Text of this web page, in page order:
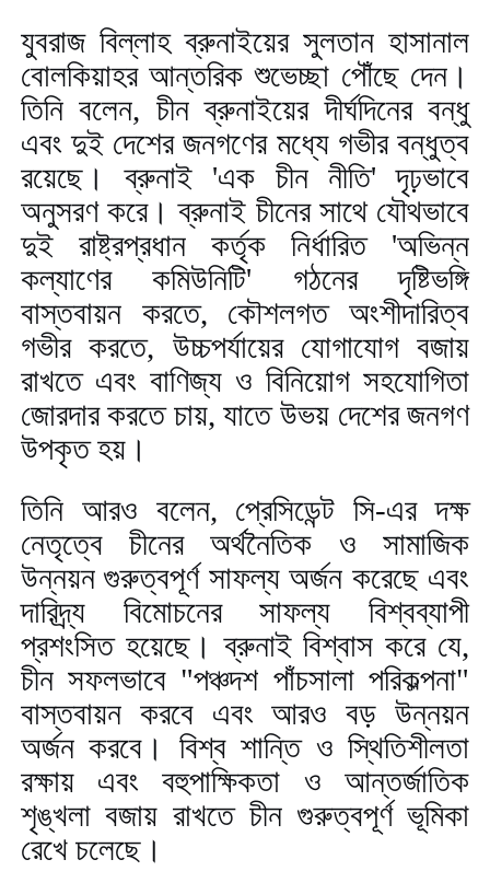
যুবরাজ বিল্লাহ ব্রুনাইয়ের সুলতান হাসানাল
বোলকিয়াহর আন্তরিক শুভেচ্ছা পৌঁছে দেন।
তিনি বলেন, চীন ব্রুনাইয়ের দীর্ঘদিনের বন্ধু
এবং দুই দেশের জনগণের মধ্যে গভীর বন্ধুত্ব
রয়েছে। ব্রুনাই 'এক চীন নীতি'দৃঢ়ভাবে
অনুসরণ করে। ব্রুনাই চীনের সাথে যৌথভাবে
দুই রাষ্ট্রপ্রধান কর্তৃক নির্ধারিত 'অভিন্ন
কল্যাণের কমিউনিটি' গঠনের দৃষ্টিভঙ্গি
বাস্তবায়ন করতে, কৌশলগত অংশীদারিত্ব
গভীর করতে, উচ্চপর্যায়ের যোগাযোগ বজায়
রাখতে এবং বাণিজ্য ও বিনিয়োগ সহযোগিতা
জোরদার করতে চায়,যাতে উভয় দেশের জনগণ
উপকৃত হয়।
তিনি আরও বলেন, প্রেসিডেন্ট সি-এর দক্ষ
নেতৃত্বে চীনের অর্থনৈতিক ও সামাজিক
উন্নয়ন গুরুত্বপূর্ণ সাফল্য অর্জন করেছে এবং
দারিদ্র্য বিমোচনের সাফল্য বিশ্বব্যাপী
প্রশংসিত হয়েছে। ব্রুনাই বিশ্বাস করে যে,
চীন সফলভাবে "পঞ্চদশ পাঁচসালা পরিকল্পনা"
বাস্তবায়ন করবে এবং আরও বড় উন্নয়ন
অর্জন করবে। বিশ্ব শান্তি ও স্থিতিশীলতা
রক্ষায় এবং বহুপাক্ষিকতা ও আন্তর্জাতিক
শৃঙ্খলা বজায় রাখতে চীন গুরুত্বপূর্ণ ভূমিকা
রেখে চলেছে।